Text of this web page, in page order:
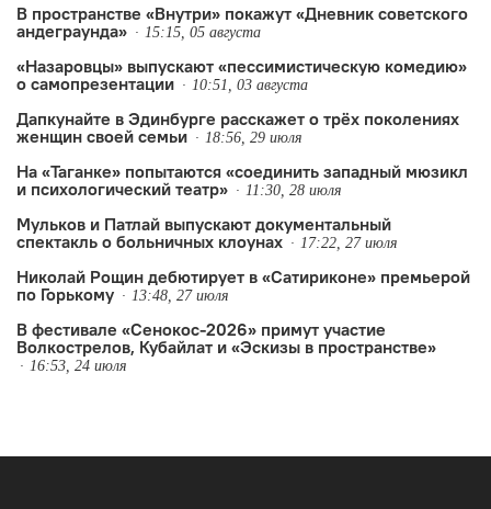
В пространстве «Внутри» покажут «Дневник советского
андеграунда»
15:15, 05 августа
«Назаровцы» выпускают «пессимистическую комедию»
о самопрезентации
10:51, 03 августа
Дапкунайте в Эдинбурге расскажет о трёх поколениях
женщин своей семьи
18:56, 29 июля
На «Таганке» попытаются «соединить западный мюзикл
и психологический театр»
11:30, 28 июля
Мульков и Патлай выпускают документальный
спектакль о больничных клоунах
17:22, 27 июля
Николай Рощин дебютирует в «Сатириконе» премьерой
по Горькому
13:48, 27 июля
В фестивале «Сенокос-2026» примут участие
Волкострелов, Кубайлат и «Эскизы в пространстве»
16:53, 24 июля